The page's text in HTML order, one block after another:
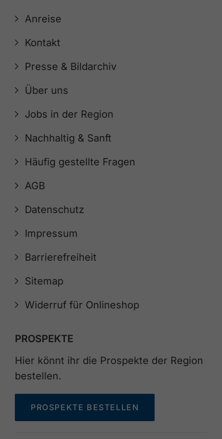
Anreise
Kontakt
Presse & Bildarchiv
Über uns
Jobs in der Region
Nachhaltig & Sanft
Häufig gestellte Fragen
AGB
Datenschutz
Impressum
Barrierefreiheit
Sitemap
Widerruf für Onlineshop
PROSPEKTE
Hier könnt ihr die Prospekte der Region
bestellen.
PROSPEKTE BESTELLEN